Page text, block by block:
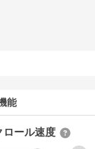
能
ロール速度